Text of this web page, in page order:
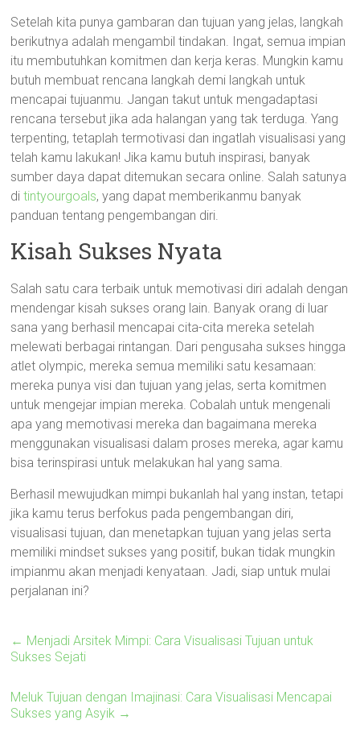
Setelah kita punya gambaran dan tujuan yang jelas, langkah
berikutnya adalah mengambil tindakan. Ingat, semua impian
itu membutuhkan komitmen dan kerja keras. Mungkin kamu
butuh membuat rencana langkah demi langkah untuk
mencapai tujuanmu. Jangan takut untuk mengadaptasi
rencana tersebut jika ada halangan yang tak terduga. Yang
terpenting, tetaplah termotivasi dan ingatlah visualisasi yang
telah kamu lakukan! Jika kamu butuh inspirasi, banyak
sumber daya dapat ditemukan secara online. Salah satunya
ditintyourgoals, yang dapat memberikanmu banyak
panduan tentang pengembangan diri.
Kisah Sukses Nyata
Salah satu cara terbaik untuk memotivasi diri adalah dengan
mendengar kisah sukses orang lain. Banyak orang di luar
sana yang berhasil mencapai cita-cita mereka setelah
melewati berbagai rintangan. Dari pengusaha sukses hingga
atlet olympic, mereka semua memiliki satu kesamaan:
mereka punya visi dan tujuan yang jelas, serta komitmen
untuk mengejar impian mereka. Cobalah untuk mengenali
apa yang memotivasi mereka dan bagaimana mereka
menggunakan visualisasi dalam proses mereka, agar kamu
bisa terinspirasi untuk melakukan hal yang sama.
Berhasil mewujudkan mimpi bukanlah hal yang instan, tetapi
jika kamu terus berfokus pada pengembangan diri,
visualisasi tujuan, dan menetapkan tujuan yang jelas serta
memiliki mindset sukses yang positif, bukan tidak mungkin
impianmu akan menjadi kenyataan. Jadi, siap untuk mulai
perjalanan ini?
← Menjadi Arsitek Mimpi: Cara Visualisasi Tujuan untuk
Sukses Sejati
Meluk Tujuan dengan Imajinasi: Cara Visualisasi Mencapai
Sukses yang Asyik →